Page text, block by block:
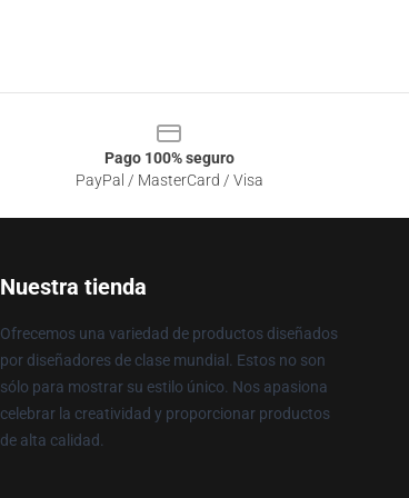
Pago 100% seguro
PayPal / MasterCard / Visa
Nuestra tienda
Ofrecemos una variedad de productos diseñados
por diseñadores de clase mundial. Estos no son
sólo para mostrar su estilo único. Nos apasiona
celebrar la creatividad y proporcionar productos
de alta calidad.